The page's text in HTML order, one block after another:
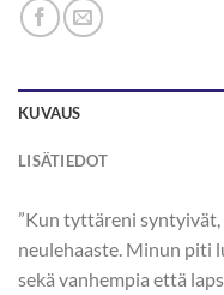
KUVAUS
LISÄTIEDOT
”Kun tyttäreni
neulehaaste. Minun piti
sekä vanhempia että